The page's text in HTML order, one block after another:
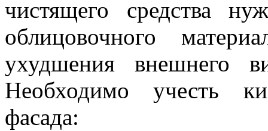
чистящего средства
облицовочного
ухудшения внешнего
Необходимо учесть
фасада: